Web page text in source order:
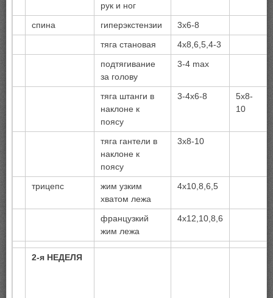
рук и ног
спина гиперэкстензии
3х6-8
тяга становая
4х8,6,5,4-3
подтягивание
за голову
3-4 max
тяга штанги в
наклоне к
поясу
3-4х6-8
5х8-
10
тяга гантели в
наклоне к
поясу
3х8-10
трицепс
жим узким
хватом лежа
4х10,8,6,5
французкий
жим лежа
4х12,10,8,6
2-я НЕДЕЛЯ